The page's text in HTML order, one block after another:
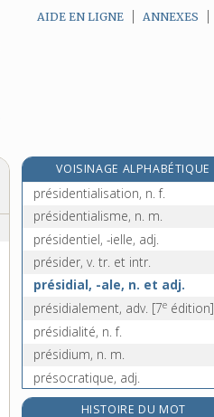
AIDE EN LIGNE ANNEXES
VOISINAGE ALPHABÉTIQUE
présidentiable, adj.
présidentialisation, n. f.
présidentialisme, n. m.
présidentiel, -ielle, adj.
présider, v. tr. et intr.
présidial, -ale, n. et adj.
présidialement, adv. [7e édition]
présidialité, n. f.
présidium, n. m.
présocratique, adj.
présomptif, -ive, adj.
HISTOIRE DU MOT